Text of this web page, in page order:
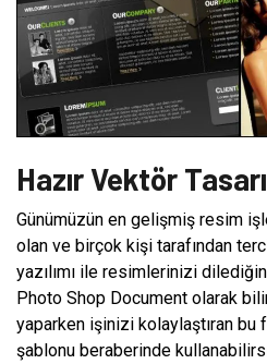
Hazır Vektör
Günümüzün en gelişmiş resim
olan ve birçok kişi tarafından
yazılımı ile resimlerinizi
Photo Shop Document olarak
yaparken işinizi kolaylaştıran bu
şablonu beraberinde